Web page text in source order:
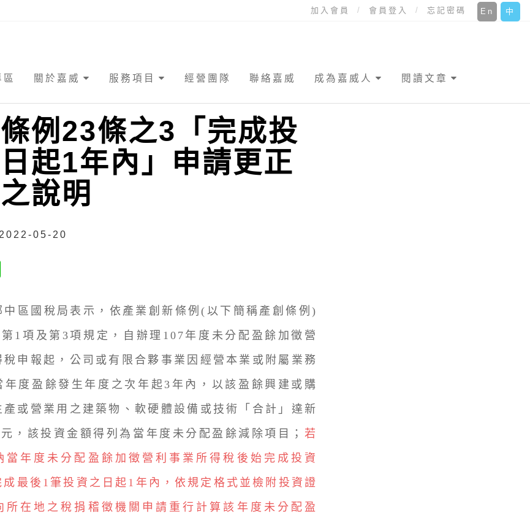
中
En
加入會員 會員登入 忘記密碼
關於嘉威 服務項目 經營團隊 聯絡嘉威 成為嘉威人 閱讀文章
例23條之3「完成投
起1年內」申請更正
說明
05-20
國稅局表示，依產業創新條例(以下簡稱產創條例)
1項及第3項規定，自辦理107年度未分配盈餘加徵營
稅申報起，公司或有限合夥事業因經營本業或附屬業務
年度盈餘發生年度之次年起3年內，以該盈餘興建或購
產或營業用之建築物、軟硬體設備或技術「合計」達新
，該投資金額得列為當年度未分配盈餘減除項目； 若
當年度未分配盈餘加徵營利事業所得稅後始完成投資
成最後1筆投資之日起1年內，依規定格式並檢附投資證
所在地之稅捐稽徵機關申請重行計算該年度未分配盈